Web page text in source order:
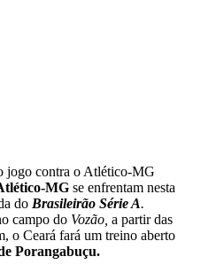
jogo contra o Atlético-MG
MG se enfrentam nesta
do Brasileirão Série A.
campo do Vozão, a partir das
o Ceará fará um treino aberto
Porangabuçu.